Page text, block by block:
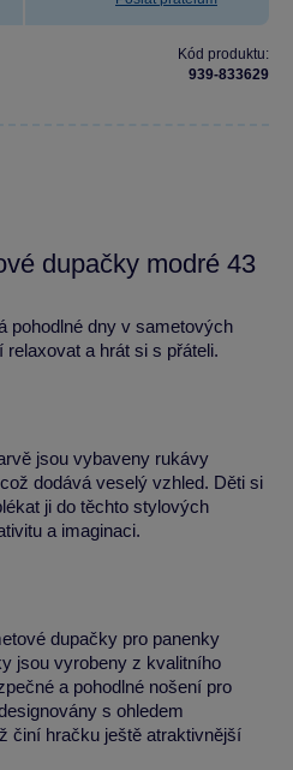
Kód produktu:
939-833629
dupačky modré 43
pohodlné dny v sametových
a hrát si s přáteli.
jsou vybaveny rukávy
dodává veselý vzhled. Děti si
ji do těchto stylových
a imaginaci.
dupačky pro panenky
jsou vyrobeny z kvalitního
a pohodlné nošení pro
s ohledem
činí hračku ještě atraktivnější